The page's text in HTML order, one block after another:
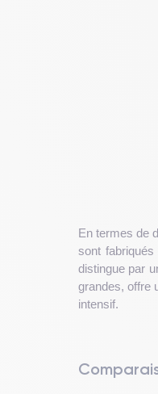
En termes de
sont
distingue par
grandes, offre
intensif.